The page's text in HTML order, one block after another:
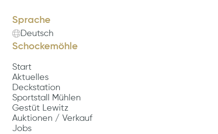
Sprache
Deutsch
Schockemöhle
Start
Aktuelles
Deckstation
Sportstall Mühlen
Gestüt Lewitz
Auktionen / Verkauf
Jobs